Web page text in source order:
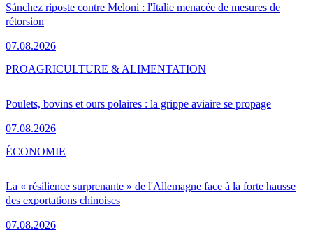
Sánchez riposte contre Meloni : l'Italie menacée de mesures de
rétorsion
07.08.2026
Poulets, bovins et ours polaires : la grippe aviaire se propage
07.08.2026
PROAGRICULTURE & ALIMENTATION
La « résilience surprenante » de l'Allemagne face à la forte hausse
des exportations chinoises
07.08.2026
ÉCONOMIE